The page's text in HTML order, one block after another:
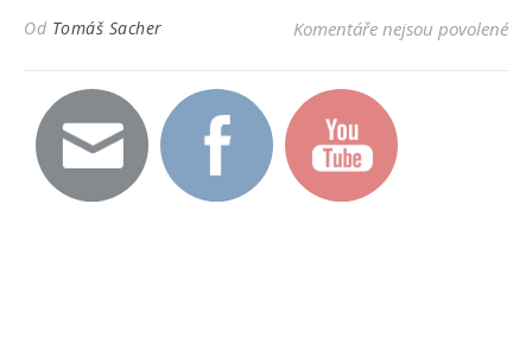
Od Tomáš Sacher Komentáře nejsou povolenéu